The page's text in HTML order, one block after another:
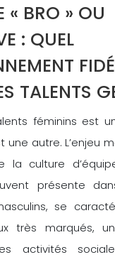
« BRO » OU
: QUEL
TALENTS
féminins est
une autre. L’enjeu
la culture
présente
se
très marqués,
activités